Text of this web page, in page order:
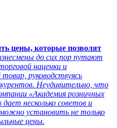
цены, которые позволят
до сих пор путают
наценки и
руководствуясь
Неудивительно, что
«Академия розничных
несколько советов и
установить не только
цены.